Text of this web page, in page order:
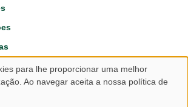
para lhe proporcionar uma melhor
Ao navegar aceita a nossa política de